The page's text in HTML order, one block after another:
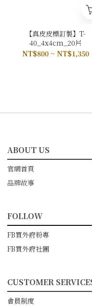
【真皮皮標訂製】T-
40_4x4cm_20片
NT$800 ~ NT$1,350
ABOUT US
━━━━━━━━━━━
官網首頁
品牌故事
FOLLOW
━━━━━━━━━━━
FB買外府粉專
FB買外府社團
CUSTOMER
━━━━━━━━━━━
會員制度